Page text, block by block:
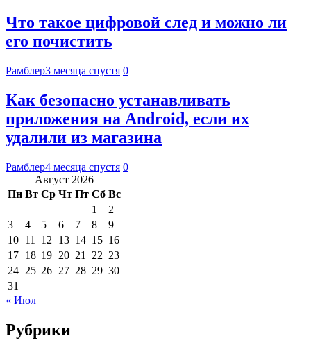
Что такое цифровой след и можно ли
его почистить
Рамблер3 месяца спустя 0
Как безопасно устанавливать
приложения на Android, если их
удалили из магазина
Рамблер4 месяца спустя 0
Август 2026
Пн Вт Ср Чт Пт Сб Вс
1
2
3
4 5 6 7 8
9
10 11 12 13 14 15 16
17 18 19 20 21 22 23
24 25 26 27 28 29 30
31
« Июл
Рубрики